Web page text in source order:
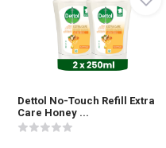
Dettol No-Touch Refill Extra
Care Honey ...